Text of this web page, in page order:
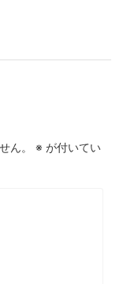
ん。 ※ が付いてい